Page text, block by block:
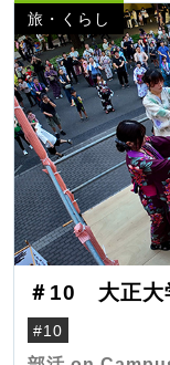
旅・くらし
＃10 大正大
#10